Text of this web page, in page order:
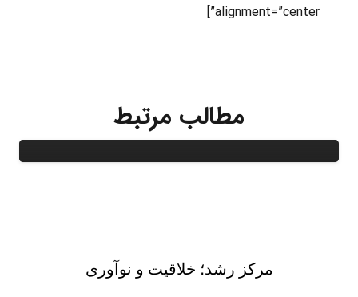
alignment=”center”]
مطالب مرتبط
سکوهای بدون سرنشین و متحرک‌ زیرسطحی
مرکز رشد؛ خلاقیت و نوآوری